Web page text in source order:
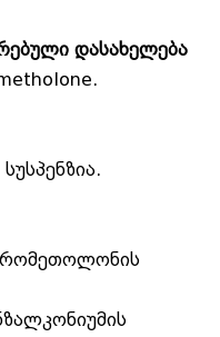
დასახელება